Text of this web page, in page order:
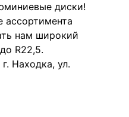
диски!
ассортимента
нам широкий
R22,5.
Находка, ул.